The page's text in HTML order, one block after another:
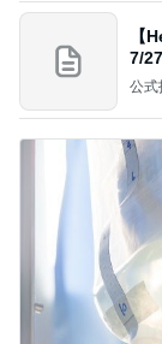
【
7/27
公式